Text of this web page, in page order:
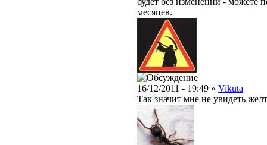
месяцев.
16/12/2011 - 19:49 » Vikuta
Так значит мне не увидеть